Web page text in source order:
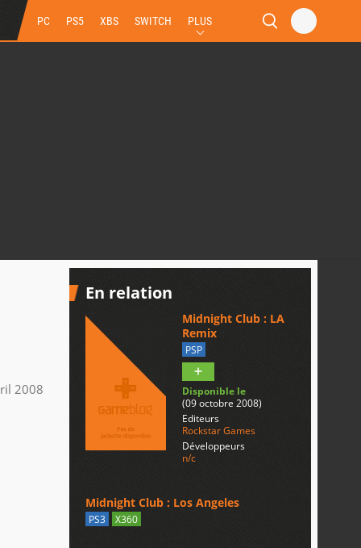
PC PS5 XBS SWITCH PLUS
2008
En relation
Midnight Club : LA
Remix
PSP
Disponible le
(09 octobre 2008)
Editeurs
Rockstar Games
Développeurs
n/c
Midnight Club : Los Angeles
PS3 X360